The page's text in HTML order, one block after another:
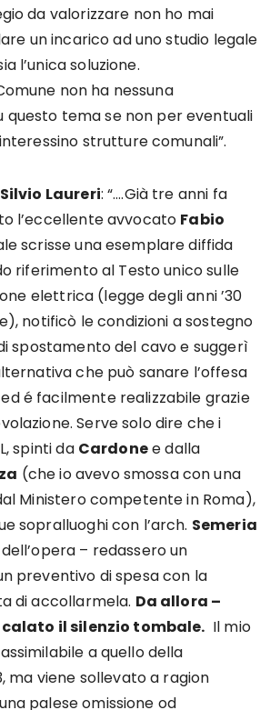
da valorizzare non ho mai
un incarico ad uno studio legale
l’unica soluzione.
non ha nessuna
questo tema se non per eventuali
strutture comunali”.
Laureri: “….Già tre anni fa
l’eccellente avvocato Fabio
scrisse una esemplare diffida
riferimento al Testo unico sulle
elettrica (legge degli anni ’30
notificò le condizioni a sostegno
spostamento del cavo e suggerì
che può sanare l’offesa
é facilmente realizzabile grazie
Serve solo dire che i
spinti da Cardonee dalla
(che io avevo smossa con una
Ministero competente in Roma),
sopralluoghi con l’arch. Semeria
– redassero un
preventivo di spesa con la
di accollarmela. Da allora –
calato il silenzio tombale. Il mio
a quello della
ma viene sollevato a ragion
palese omissione od